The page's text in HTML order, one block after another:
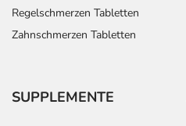
Regelschmerzen Tabletten
Zahnschmerzen Tabletten
SUPPLEMENTE